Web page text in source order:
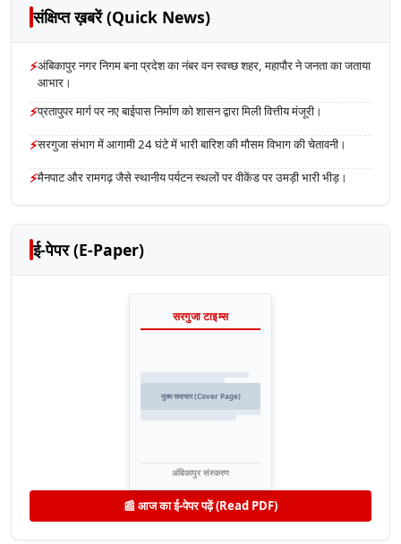
संक्षिप्त ख़बरें (Quick News)
⚡अंबिकापुर नगर निगम बना प्रदेश का नंबर वन स्वच्छ शहर, महापौर ने जनता का जताया
आभार।
⚡प्रतापुपर मार्ग पर नए बाईपास निर्माण को शासन द्वारा मिली वित्तीय मंजूरी।
⚡सरगुजा संभाग में आगामी 24 घंटे में भारी बारिश की मौसम विभाग की चेतावनी।
⚡मैनपाट और रामगढ़ जैसे स्थानीय पर्यटन स्थलों पर वीकेंड पर उमड़ी भारी भीड़।
ई-पेपर (E-Paper)
सरगुजा टाइम्स
मुख्य समाचार (Cover Page)
अंबिकापुर संस्करण
📰 आज का ई-पेपर पढ़ें (Read PDF)